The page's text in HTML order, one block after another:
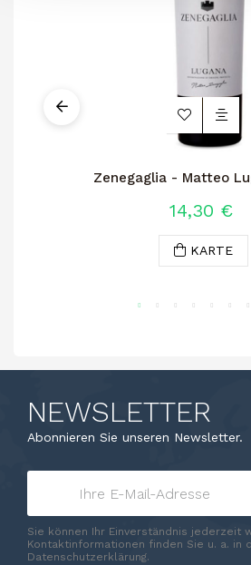
Zenegaglia - Matteo
14,30 €
KARTE
NEWSLETTER
Abonnieren Sie unseren Newsletter.
Sie können Ihr Einverständnis jederzeit
Kontaktinformationen finden Sie u. a. in
Datenschutzerklärung.